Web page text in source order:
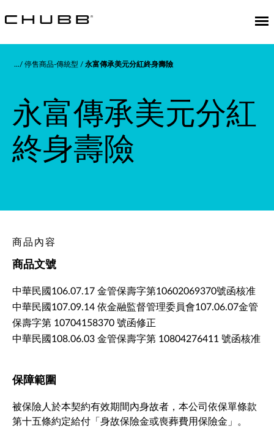
停售商品-傳統型 永富傳承美元分紅終身壽險
永富傳承美元分紅
終身壽險
商品內容
商品文號
中華民國106.07.17 金管保壽字第10602069370號函核准
中華民國107.09.14 依金融監督管理委員會107.06.07金管
保壽字第 10704158370 號函修正
中華民國108.06.03 金管保壽字第 10804276411 號函核准
保障範圍
被保險人於本契約有效期間內身故者，本公司依保單條款
第十五條約定給付「身故保險金或喪葬費用保險金」。